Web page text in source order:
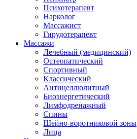
Психотерапевт
Нарколог
Массажист
Гирудотерапевт
Массажи
Лечебный (медицинский)
Остеопатический
Спортивный
Классический
Антицеллюлитный
Биоэнергетический
Лимфодренажный
Спины
Шейно-воротниковой зоны
Лица